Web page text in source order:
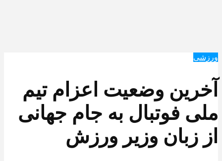
ورزشی
آخرین وضعیت اعزام تیم
ملی فوتبال به جام جهانی
از زبان وزیر ورزش